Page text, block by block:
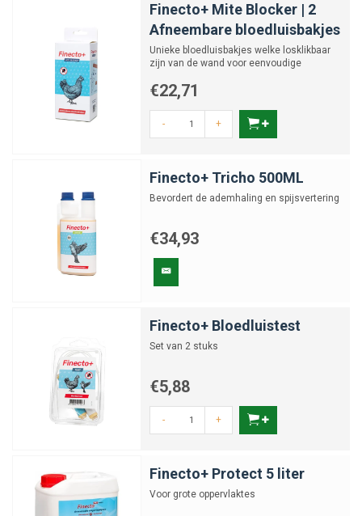
Finecto+ Mite Blocker | 2
Afneembare bloedluisbakjes
Unieke bloedluisbakjes welke losklikbaar
zijn van de wand voor eenvoudige
€22,71
- +
Finecto+ Tricho 500ML
Bevordert de ademhaling en spijsvertering
€34,93
Finecto+ Bloedluistest
Set van 2 stuks
€5,88
- +
Finecto+ Protect 5 liter
Voor grote oppervlaktes